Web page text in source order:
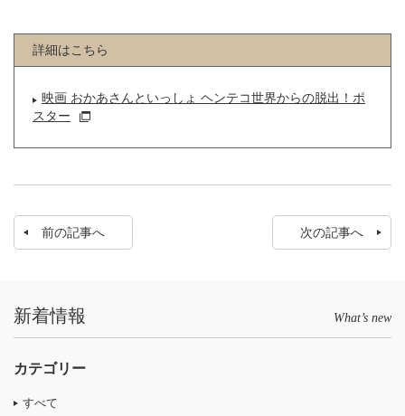
詳細はこちら
映画 おかあさんといっしょ ヘンテコ世界からの脱出！ポ
スター
前の記事へ 次の記事へ
新着情報 What’s new
カテゴリー
すべて